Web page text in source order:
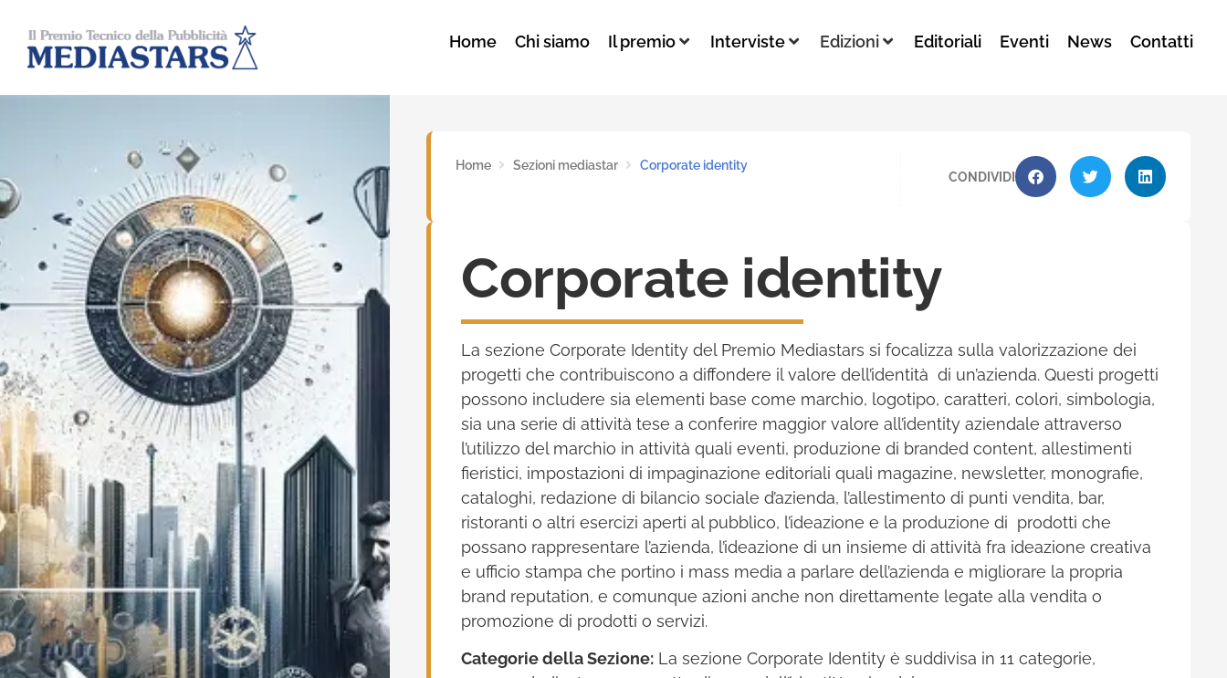
Home Chi siamo Il premio Interviste Edizioni Editoriali Eventi News Contatti
Home Sezioni mediastar Corporate identity
CONDIVIDI
Corporate identity
La sezione Corporate Identity del Premio Mediastars si focalizza sulla valorizzazione dei
progetti che contribuiscono a diffondere il valore dell’identità di un’azienda. Questi progetti
possono includere sia elementi base come marchio, logotipo, caratteri, colori, simbologia,
sia una serie di attività tese a conferire maggior valore all’identity aziendale attraverso
l’utilizzo del marchio in attività quali eventi, produzione di branded content, allestimenti
fieristici, impostazioni di impaginazione editoriali quali magazine, newsletter, monografie,
cataloghi, redazione di bilancio sociale d’azienda, l’allestimento di punti vendita, bar,
ristoranti o altri esercizi aperti al pubblico, l’ideazione e la produzione di prodotti che
possano rappresentare l’azienda, l’ideazione di un insieme di attività fra ideazione creativa
e ufficio stampa che portino i mass media a parlare dell’azienda e migliorare la propria
brand reputation, e comunque azioni anche non direttamente legate alla vendita o
promozione di prodotti o servizi.
Categorie della Sezione: La sezione Corporate Identity è suddivisa in 11 categorie,